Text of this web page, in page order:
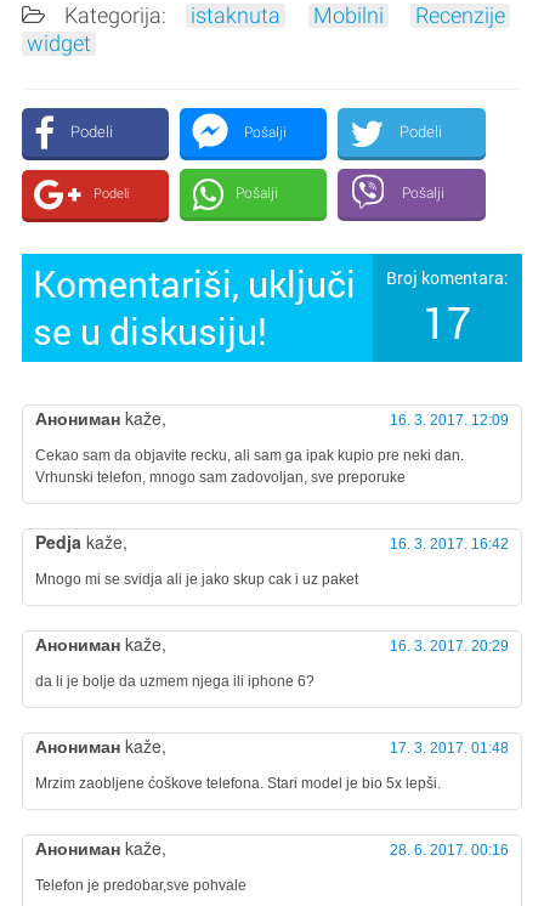
Kategorija: istaknuta Mobilni
Recenzije
widget
Podeli Pošalji Podeli
Podeli Pošalji Pošalji
Komentariši, uključi
se u diskusiju!
Broj komentara:
17
Анониман kaže, 16. 3. 2017. 12:09
Cekao sam da objavite recku, ali sam ga ipak kupio pre neki dan.
Vrhunski telefon, mnogo sam zadovoljan, sve preporuke
Pedja kaže, 16. 3. 2017. 16:42
Mnogo mi se svidja ali je jako skup cak i uz paket
Анониман kaže, 16. 3. 2017. 20:29
da li je bolje da uzmem njega ili iphone 6?
Анониман kaže, 17. 3. 2017. 01:48
Mrzim zaobljene ćoškove telefona. Stari model je bio 5x lepši.
Анониман kaže, 28. 6. 2017. 00:16
Telefon je predobar,sve pohvale